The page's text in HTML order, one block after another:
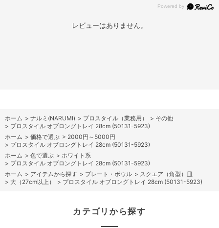
レビューはありません。
ホーム > ナルミ(NARUMI) > プロスタイル（業務用） > その他
> プロスタイル オブロングトレイ 28cm (50131-5923)
ホーム > 価格で選ぶ > 2000円～5000円
> プロスタイル オブロングトレイ 28cm (50131-5923)
ホーム > 色で選ぶ > ホワイト系
> プロスタイル オブロングトレイ 28cm (50131-5923)
ホーム > アイテムから探す > プレート・ボウル > スクエア（角型）皿
> 大（27cm以上） > プロスタイル オブロングトレイ 28cm (50131-5923)
カテゴリから探す